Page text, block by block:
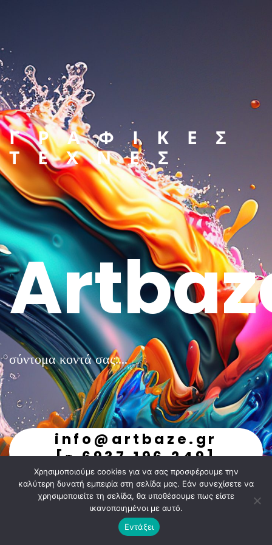
ΓΡΑΦΙΚΕΣ
ΤΕΧΝΕΣ
σύντομα κοντά σας....
info@artbaze.gr
[τ.6937.196.249]
undefined
Χρησιμοποιούμε cookies για να σας προσφέρουμε την
καλύτερη δυνατή εμπειρία στη σελίδα μας. Εάν συνεχίσετε να
χρησιμοποιείτε τη σελίδα, θα υποθέσουμε πως είστε
ικανοποιημένοι με αυτό.
Εντάξει